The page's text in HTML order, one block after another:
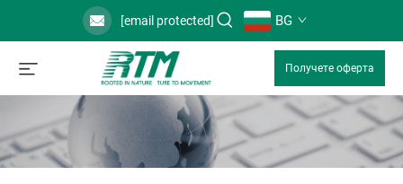
[email protected] BG
Получете оферта